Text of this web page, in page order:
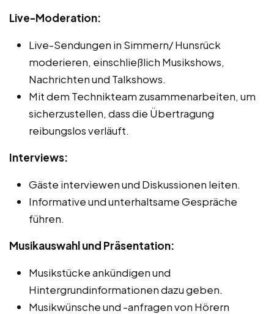
Live-Moderation:
Live-Sendungen in Simmern/ Hunsrück
moderieren, einschließlich Musikshows,
Nachrichten und Talkshows.
Mit dem Technikteam zusammenarbeiten, um
sicherzustellen, dass die Übertragung
reibungslos verläuft.
Interviews:
Gäste interviewen und Diskussionen leiten.
Informative und unterhaltsame Gespräche
führen.
Musikauswahl und Präsentation:
Musikstücke ankündigen und
Hintergrundinformationen dazu geben.
Musikwünsche und -anfragen von Hörern